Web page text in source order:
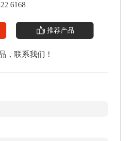
6168
推荐产品
，联系我们！